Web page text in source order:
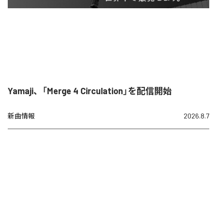
Yamaji、「Merge 4 Circulation」を配信開始
新曲情報 2026.8.7